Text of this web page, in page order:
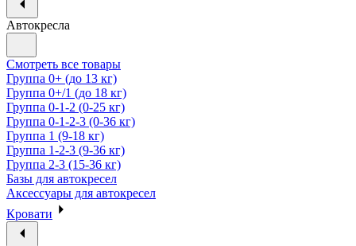
Автокресла
Смотреть все товары
Группа 0+ (до 13 кг)
Группа 0+/1 (до 18 кг)
Группа 0-1-2 (0-25 кг)
Группа 0-1-2-3 (0-36 кг)
Группа 1 (9-18 кг)
Группа 1-2-3 (9-36 кг)
Группа 2-3 (15-36 кг)
Базы для автокресел
Аксессуары для автокресел
Кровати